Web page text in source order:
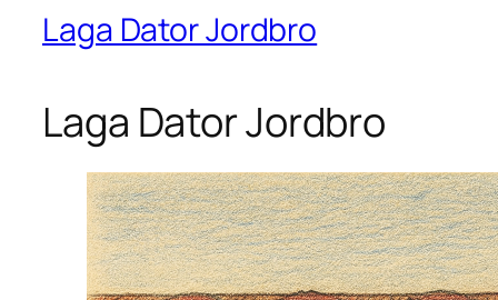
Laga Dator Jordbro
Laga Dator Jordbro